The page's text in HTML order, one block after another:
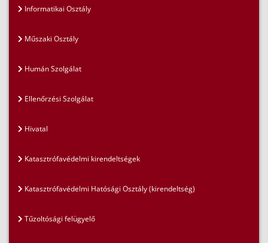
Informatikai Osztály
Műszaki Osztály
Humán Szolgálat
Ellenőrzési Szolgálat
Hivatal
Katasztrófavédelmi kirendeltségek
Katasztrófavédelmi Hatósági Osztály (kirendeltség)
Tűzoltósági felügyelő